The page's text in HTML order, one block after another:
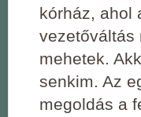
kórház, ahol
vezetőváltás
mehetek.
senkim. Az
megoldás a